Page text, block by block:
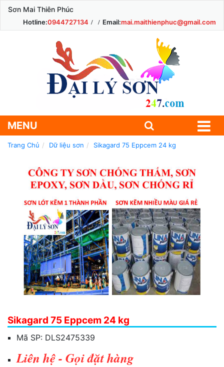
Sơn Mai Thiên Phúc
Hotline:0944727134 Email:mai.maithienphuc@gmail.com
MENU
Trang Chủ Dữ liệu sơn Sikagard 75 Eppcem 24 kg
Sikagard 75 Eppcem 24 kg
Mã SP: DLS2475339
Liên hệ - Gọi đặt hàng